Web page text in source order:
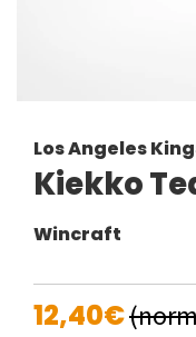
Los Angeles
Kiekko
Wincraft
12,40€